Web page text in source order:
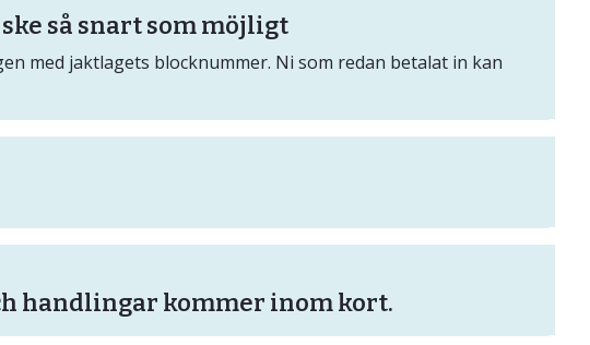
så snart som möjligt
med jaktlagets blocknummer. Ni som redan betalat in kan
handlingar kommer inom kort.